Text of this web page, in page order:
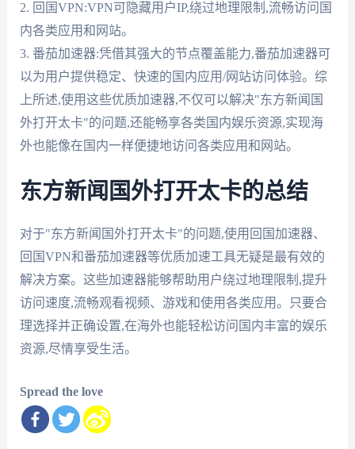
2. 回国VPN:VPN可隐藏用户IP,绕过地理限制,流畅访问国
内各类应用和网站。
3. 番茄加速器:凭借其强大的节点覆盖能力,番茄加速器可
以为用户提供稳定、快速的国内应用/网站访问体验。综
上所述,使用这些优质加速器,不仅可以解决"东方新闻国
外打开太卡"的问题,还能畅享各类国内娱乐资源,实现海
外也能像在国内一样便捷地访问各类应用和网站。
东方新闻国外打开太卡的总结
对于"东方新闻国外打开太卡"的问题,使用回国加速器、
回国VPN和番茄加速器等优质加速工具无疑是最有效的
解决方案。这些加速器能够帮助用户绕过地理限制,提升
访问速度,流畅观看视频、游戏和使用各类应用。只要合
理选择并正确设置,在海外也能轻松访问国内丰富的娱乐
资源,尽情享受生活。
Spread the love